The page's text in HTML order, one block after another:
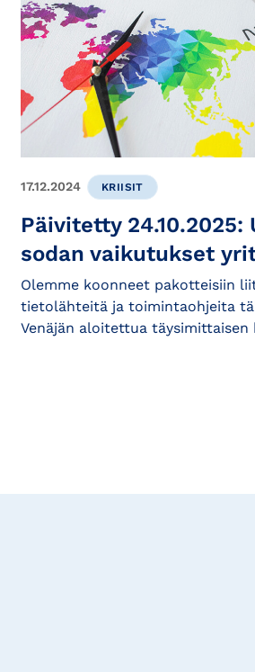
17.12.2024 KRIISIT
Päivitetty 24.10.2025:
sodan vaikutukset
Olemme koonneet pakotteisiin
tietolähteitä ja toimintaohjeita
Venäjän aloitettua täysimittaisen